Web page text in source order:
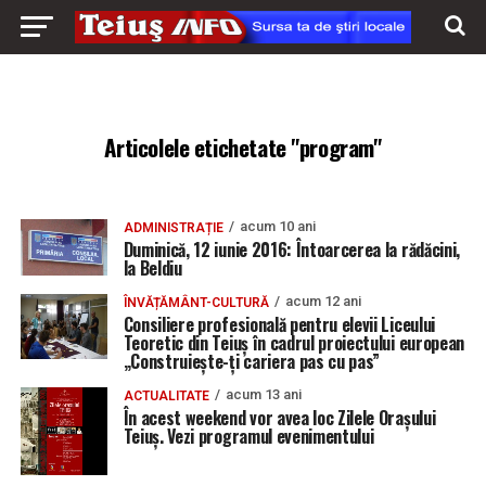
Articolele etichetate "program"
ADMINISTRAȚIE acum 10 ani
Duminică, 12 iunie 2016: Întoarcerea la rădăcini,
la Beldiu
ÎNVĂȚĂMÂNT-CULTURĂ acum 12 ani
Consiliere profesională pentru elevii Liceului
Teoretic din Teiuș în cadrul proiectului european
„Construiește-ți cariera pas cu pas”
ACTUALITATE acum 13 ani
În acest weekend vor avea loc Zilele Orașului
Teiuș. Vezi programul evenimentului